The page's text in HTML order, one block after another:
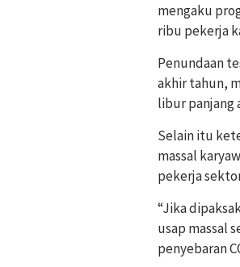
mengaku
ribu pekerja
Penundaan
akhir tahun,
libur panjang
Selain itu
massal
pekerja
“Jika
usap massal
penyebaran